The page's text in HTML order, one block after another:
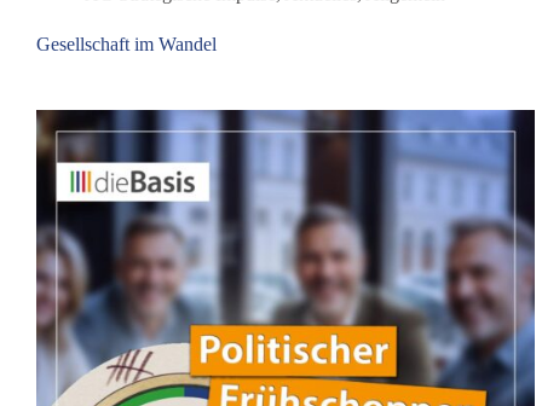
Gesellschaft im Wandel